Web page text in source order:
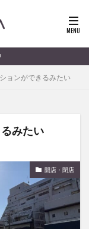
ョンができるみたい
みたい
開店・閉店
hasishin
TOYOTA
おでかけ
げ